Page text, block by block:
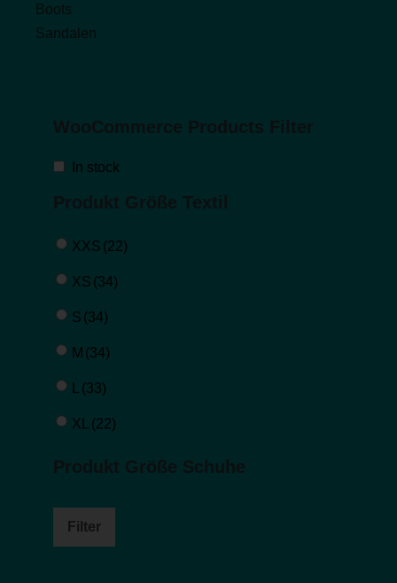
Boots
Sandalen
In stock
XXS (22)
XS (34)
S (34)
M (34)
(33)
XL (22)
Filter